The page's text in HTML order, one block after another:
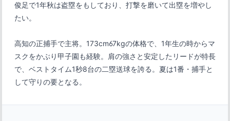
俊足で1年秋は盗塁をもしており、打撃を磨いて出塁を増やし
たい。
高知の正捕手で主将。173cm67kgの体格で、1年生の時からマ
スクをかぶり甲子園も経験。肩の強さと安定したリードが特長
で、ベストタイム1秒8台の二塁送球を誇る。夏は1番・捕手と
して守りの要となる。